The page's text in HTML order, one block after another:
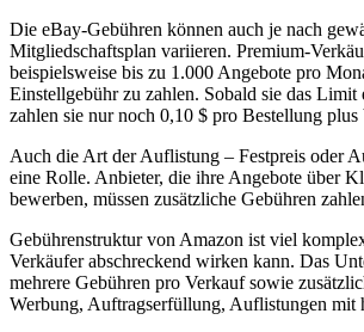
Die eBay-Gebühren können auch je nach
Mitgliedschaftsplan variieren. Premium-
beispielsweise bis zu 1.000 Angebote pro
Einstellgebühr zu zahlen. Sobald sie das Limit
zahlen sie nur noch 0,10 $ pro Bestellung
Auch die Art der Auflistung – Festpreis oder
eine Rolle. Anbieter, die ihre Angebote über
bewerben, müssen zusätzliche Gebühren
Gebührenstruktur von Amazon ist viel
Verkäufer abschreckend wirken kann. Das
mehrere Gebühren pro Verkauf sowie
Werbung, Auftragserfüllung, Auflistungen mit